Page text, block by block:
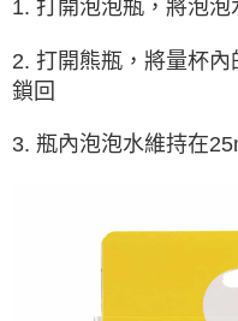
1. 打開泡泡瓶，將泡
2. 打開熊瓶，將量杯
鎖回
3. 瓶內泡泡水維持在